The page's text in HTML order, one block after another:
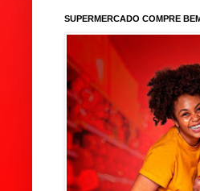
SUPERMERCADO COMPRE